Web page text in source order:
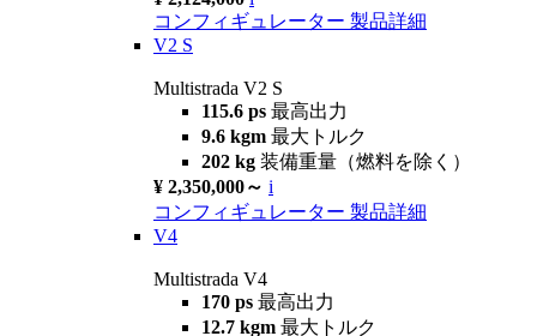
コンフィギュレーター 製品詳細
V2 S
Multistrada V2 S
115.6 ps 最高出力
9.6 kgm 最大トルク
202 kg 装備重量（燃料を除く）
¥ 2,350,000～ i
コンフィギュレーター 製品詳細
V4
Multistrada V4
170 ps 最高出力
12.7 kgm 最大トルク